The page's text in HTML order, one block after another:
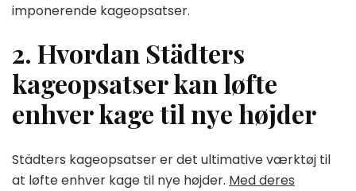
imponerende kageopsatser.
2. Hvordan Städters
kageopsatser kan løfte
enhver kage til nye højder
Städters kageopsatser er det ultimative værktøj til
at løfte enhver kage til nye højder. Med deres